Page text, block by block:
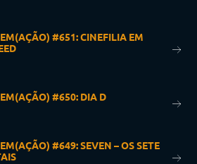
#651: CINEFILIA EM
#650: DIA D
#649: SEVEN – OS SETE